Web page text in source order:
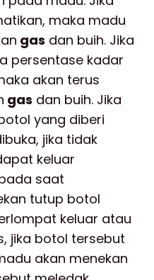
maka madu
gas dan buih. Jika
persentase kadar
akan terus
gas dan buih. Jika
yang diberi
jika tidak
keluar
saat
tutup botol
keluar atau
jika botol tersebut
akan menekan